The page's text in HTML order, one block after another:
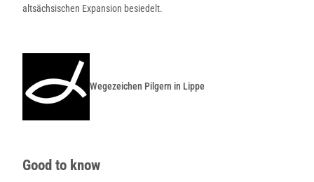
altsächsischen Expansion besiedelt.
Wegezeichen Pilgern in Lippe
Good to know